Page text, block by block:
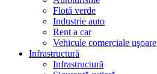
Flotă verde
Industrie auto
Rent a car
Vehicule comerciale uşoare
Infrastructură
Infrastructură